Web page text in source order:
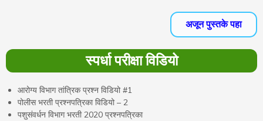
अजून पुस्तके पहा
स्पर्धा परीक्षा विडियो
आरोग्य विभाग तांत्रिक प्रश्न विडियो #1
पोलीस भरती प्रश्नपत्रिका विडियो – 2
पशुसंवर्धन विभाग भरती 2020 प्रश्नपत्रिका